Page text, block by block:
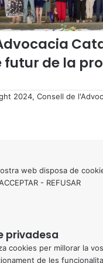
futur de la
2024, Consell de
web disposa de
- REFUSAR
privadesa
cookies per millorar la
de les